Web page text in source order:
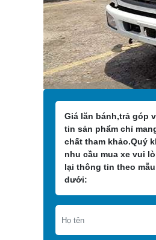
Giá lăn bánh,trả góp
tin sản phẩm chỉ
chất tham khảo.Quý
nhu cầu mua xe vui
lại thông tin theo
dưới: